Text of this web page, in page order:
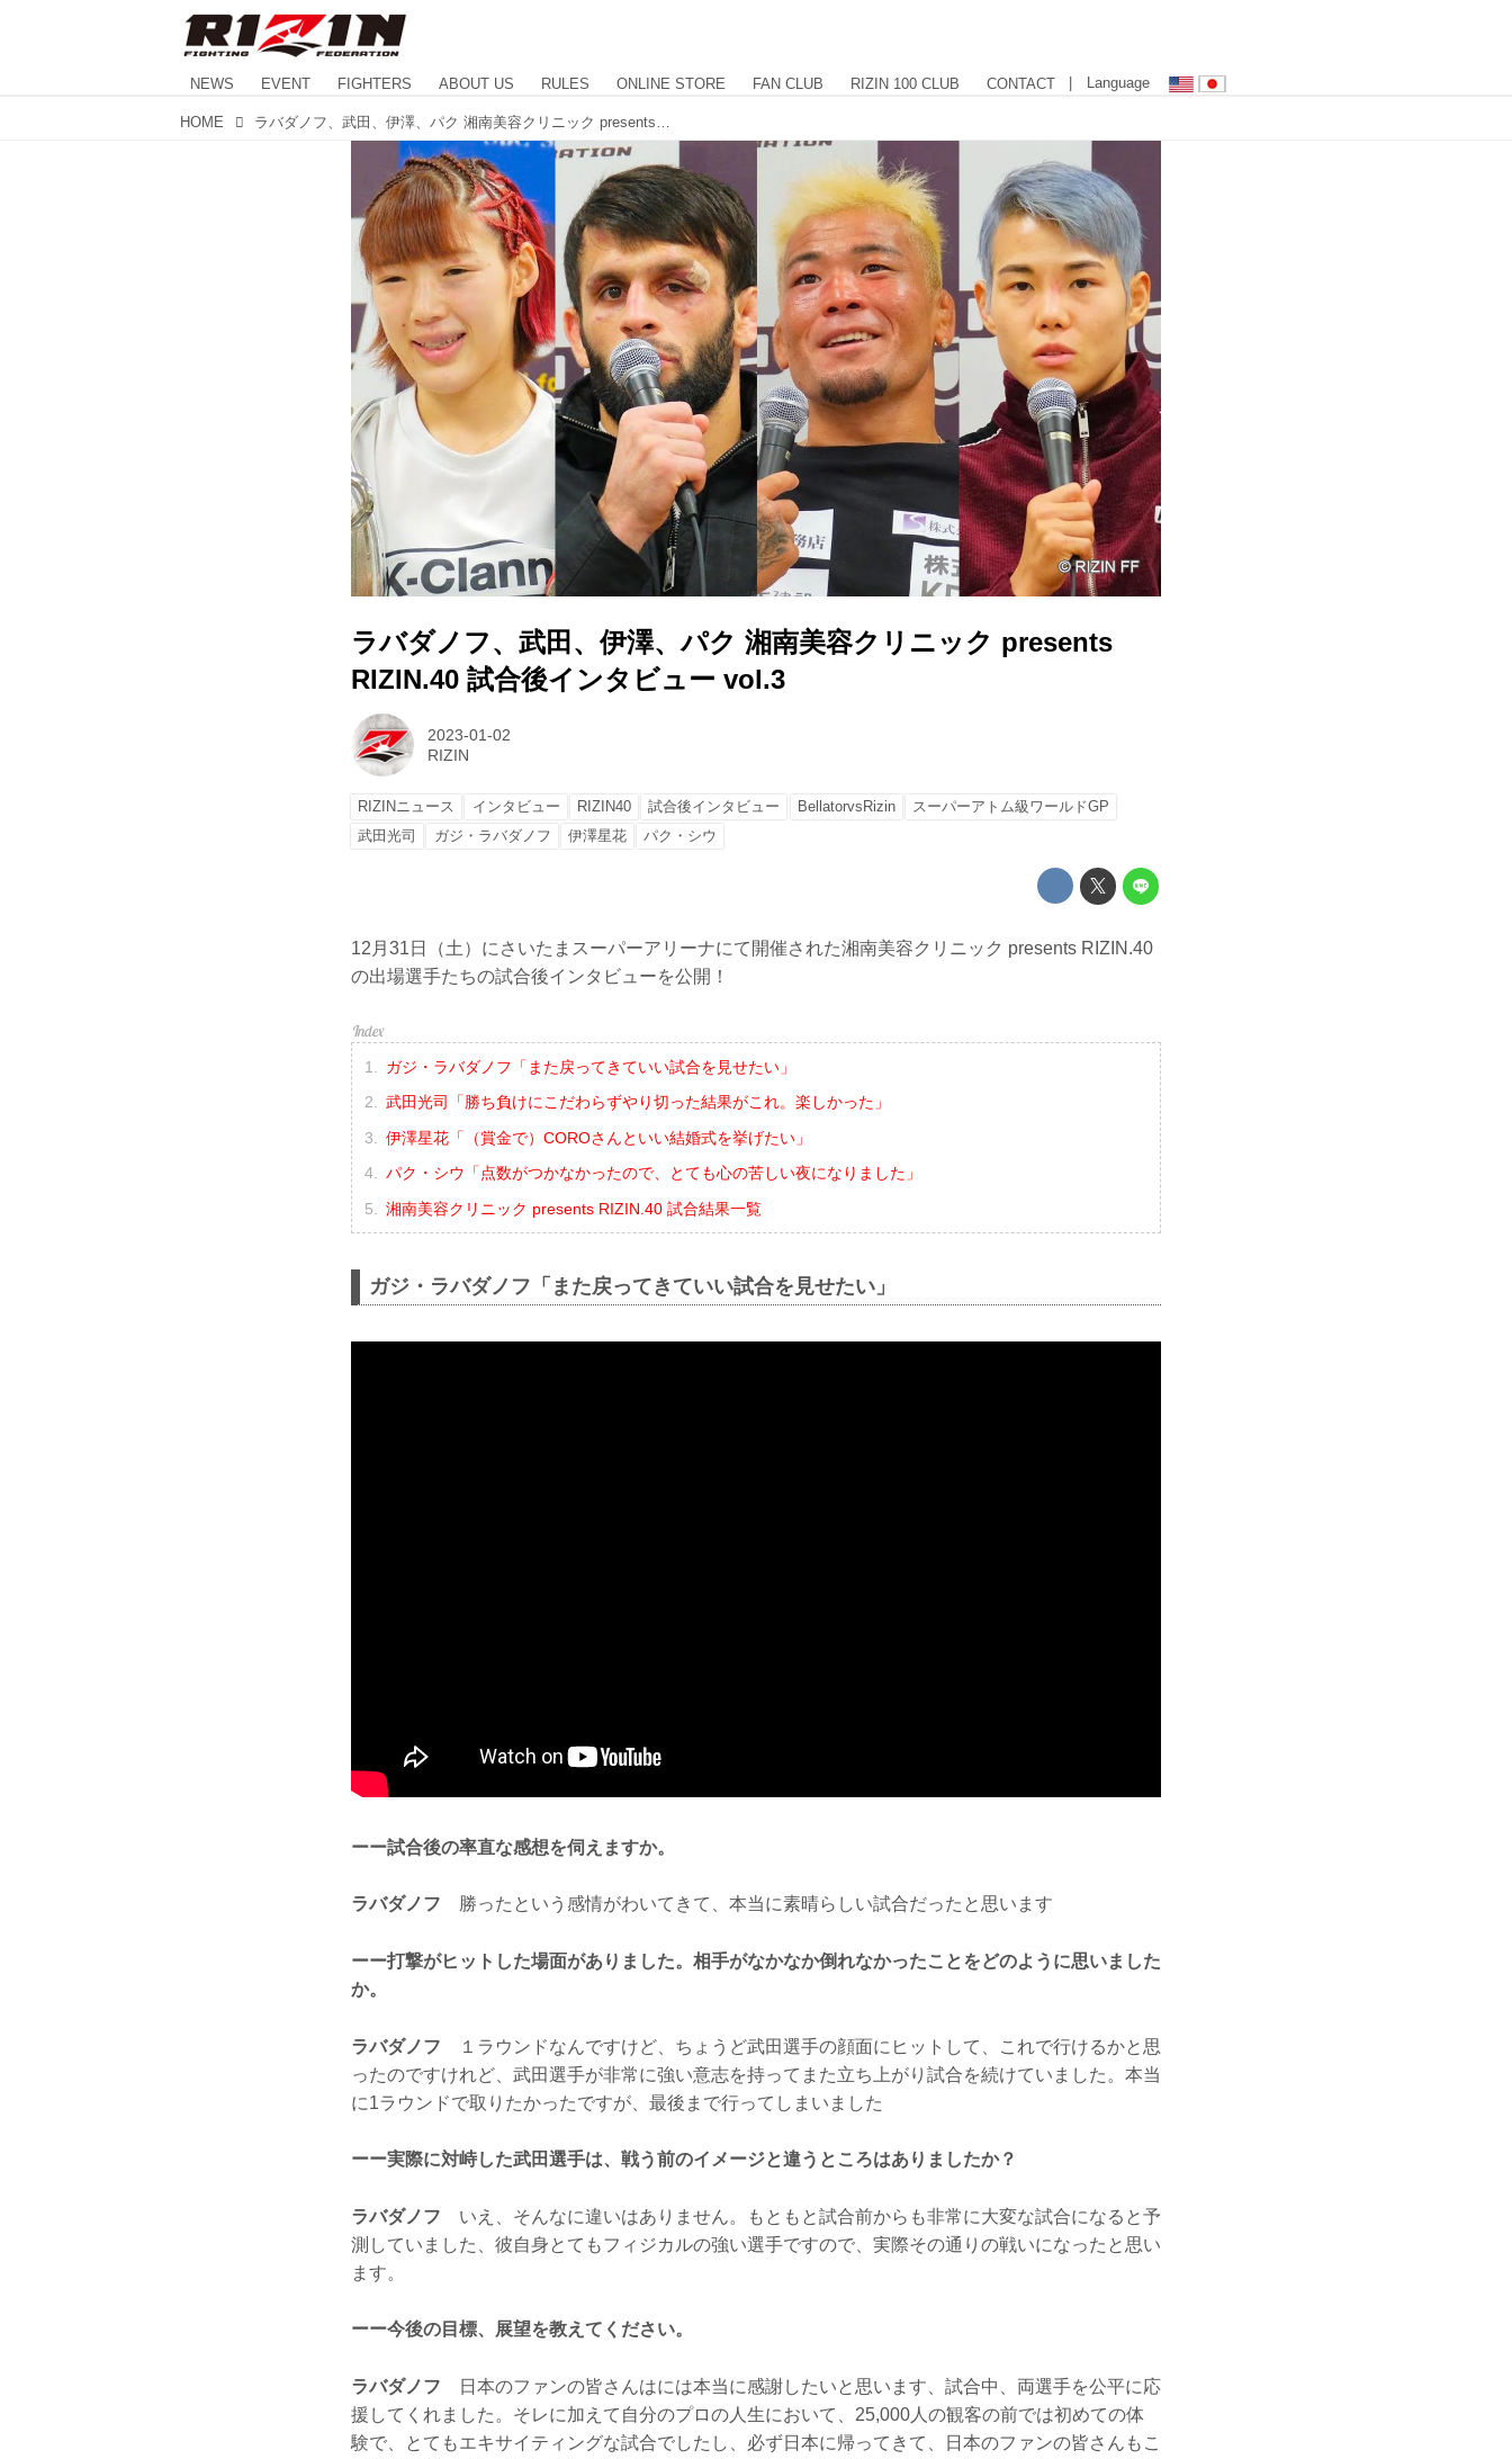
NEWS EVENT FIGHTERS ABOUT US RULES ONLINE STORE FAN CLUB RIZIN 100 CLUB CONTACT | Language
HOME
ラバダノフ、武田、伊澤、パク 湘南美容クリニック presents
RIZIN.40 試合後インタビュー vol.3
2023-01-02
RIZIN
RIZINニュース インタビュー RIZIN40 試合後インタビュー BellatorvsRizin
スーパーアトム級ワールドGP
武田光司
ガジ・ラバダノフ 伊澤星花 パク・シウ
12月31日（土）にさいたまスーパーアリーナにて開催された湘南美容クリニック presents RIZIN.40
の出場選手たちの試合後インタビューを公開！
ガジ・ラバダノフ「また戻ってきていい試合を見せたい」
武田光司「勝ち負けにこだわらずやり切った結果がこれ。楽しかった」
伊澤星花「（賞金で）COROさんといい結婚式を挙げたい」
パク・シウ「点数がつかなかったので、とても心の苦しい夜になりました」
湘南美容クリニック presents RIZIN.40 試合結果一覧
ガジ・ラバダノフ「また戻ってきていい試合を見せたい」
ーー試合後の率直な感想を伺えますか。
ラバダノフ 勝ったという感情がわいてきて、本当に素晴らしい試合だったと思います
ーー打撃がヒットした場面がありました。相手がなかなか倒れなかったことをどのように思いました
か。
ラバダノフ １ラウンドなんですけど、ちょうど武田選手の顔面にヒットして、これで行けるかと思
ったのですけれど、武田選手が非常に強い意志を持ってまた立ち上がり試合を続けていました。本当
に1ラウンドで取りたかったですが、最後まで行ってしまいました
ーー実際に対峙した武田選手は、戦う前のイメージと違うところはありましたか？
ラバダノフ いえ、そんなに違いはありません。もともと試合前からも非常に大変な試合になると予
測していました、彼自身とてもフィジカルの強い選手ですので、実際その通りの戦いになったと思い
ます。
ーー今後の目標、展望を教えてください。
ラバダノフ 日本のファンの皆さんはには本当に感謝したいと思います、試合中、両選手を公平に応
援してくれました。そレに加えて自分のプロの人生において、25,000人の観客の前では初めての体
験で、とてもエキサイティングな試合でしたし、必ず日本に帰ってきて、日本のファンの皆さんもこ